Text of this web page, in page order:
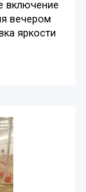
включение
вечером
яркости